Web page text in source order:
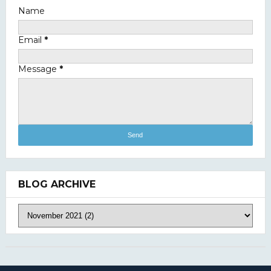
Taman/kebun yang di Pecat
Name
Email *
Message *
BLOG ARCHIVE